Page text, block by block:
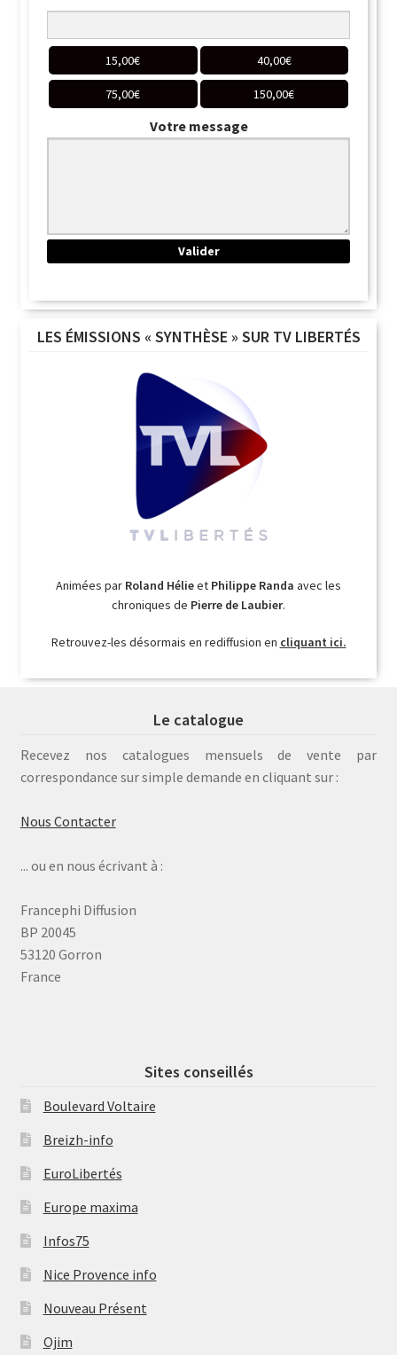
15,00€ 40,00€
75,00€ 150,00€
Votre message
LES ÉMISSIONS « SYNTHÈSE » SUR TV LIBERTÉS
Animées par Roland Hélieet Philippe Randa avec les
chroniques de Pierre de Laubier.
Retrouvez-les désormais en rediffusion en cliquant ici.
Le catalogue
Recevez nos catalogues mensuels de vente par
correspondance sur simple demande en cliquant sur :
Nous Contacter
... ou en nous écrivant à :
Francephi Diffusion
BP 20045
53120 Gorron
France
Sites conseillés
Boulevard Voltaire
Breizh-info
EuroLibertés
Europe maxima
Infos75
Nice Provence info
Nouveau Présent
Ojim